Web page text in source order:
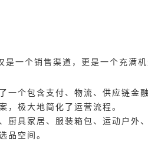
是一个销售渠道，更是一个充满
一个包含支付、物流、供应链金
，极大地简化了运营流程。
厨具家居、服装箱包、运动户外
品空间。